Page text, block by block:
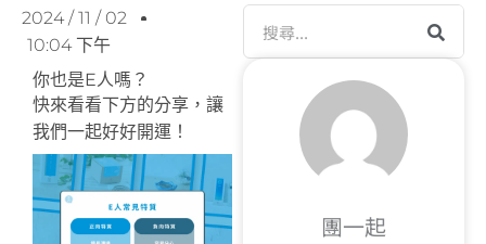
2024 / 11 / 02
10:04 下午
你也是E人嗎？
快來看看下方的分享，讓
我們一起好好開運！
團一起